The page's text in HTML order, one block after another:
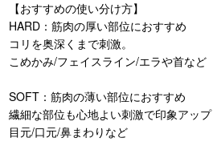
【おすすめの使い分け方】
HARD：筋肉の厚い部位におすすめ
コリを奥深くまで刺激。
こめかみ/フェイスライン/エラや首など
SOFT：筋肉の薄い部位におすすめ
繊細な部位も心地よい刺激で印象アップ
目元/口元/鼻まわりなど